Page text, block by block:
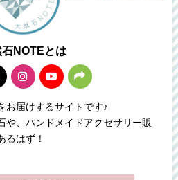
石NOTEとは
お届けするサイトです♪
や、ハンドメイドアクセサリー販
るはず！